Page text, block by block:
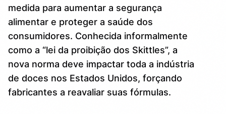
medida para aumentar a segurança
alimentar e proteger a saúde dos
consumidores. Conhecida informalmente
como a “lei da proibição dos Skittles”, a
nova norma deve impactar toda a indústria
de doces nos Estados Unidos, forçando
fabricantes a reavaliar suas fórmulas.